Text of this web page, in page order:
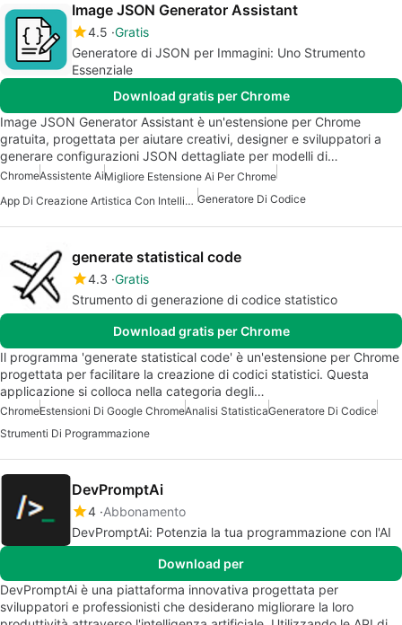
Image JSON Generator Assistant
4.5 Gratis
Generatore di JSON per Immagini: Uno Strumento
Essenziale
Download gratis per Chrome
Image JSON Generator Assistant è un'estensione per Chrome
gratuita, progettata per aiutare creativi, designer e sviluppatori a
generare configurazioni JSON dettagliate per modelli di…
ChromeAssistente AiMigliore Estensione Ai Per Chrome
App Di Creazione Artistica Con Intelligenza Artificiale Generatore Di Codice
generate statistical code
4.3 Gratis
Strumento di generazione di codice statistico
Download gratis per Chrome
Il programma 'generate statistical code' è un'estensione per Chrome
progettata per facilitare la creazione di codici statistici. Questa
applicazione si colloca nella categoria degli…
ChromeEstensioni Di Google ChromeAnalisi StatisticaGeneratore Di Codice
Strumenti Di Programmazione
DevPromptAi
4 Abbonamento
DevPromptAi: Potenzia la tua programmazione con l'AI
Download per
DevPromptAi è una piattaforma innovativa progettata per
sviluppatori e professionisti che desiderano migliorare la loro